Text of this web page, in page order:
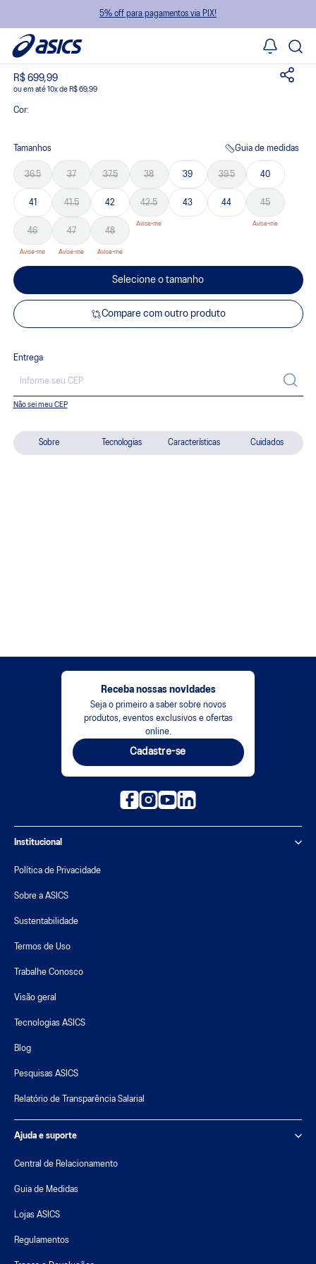
5% off para pagamentos via PIX!
Sobre Tecnologias Características Cuidados
Running
Tênis GEL-Sonoma 8 - Preto/Amarelo
R$ 699,99
ou 10xde R$ 69,99
Cor:
Tamanhos Guia de medidas
36.5 37 37.5 38 39 39.5 40
41 41.5 42 42.5 43 44 45
46 47 48
Selecione o tamanho
Compare com outro produto
Entrega
Não sei meu CEP
Receba nossas novidades
Seja o primeiro a saber sobre novos
produtos, eventos exclusivos e ofertas
online.
Cadastre-se
Institucional
Política de Privacidade
Sobre a ASICS
Sustentabilidade
Termos de Uso
Trabalhe Conosco
Visão geral
Tecnologias ASICS
Blog
Pesquisas ASICS
Relatório de Transparência Salarial
Ajuda e suporte
Central de Relacionamento
Guia de Medidas
Lojas ASICS
Regulamentos